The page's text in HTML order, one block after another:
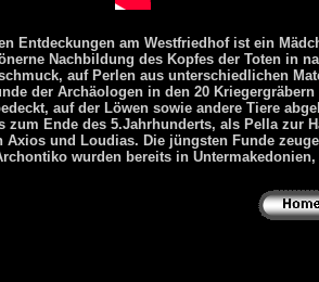
Entdeckungen am Westfriedhof ist ein
Nachbildung des Kopfes der Toten in
auf Perlen aus unterschiedlichen
der Archäologen in den 20
auf der Löwen sowie andere Tiere
zum Ende des 5.Jahrhunderts, als Pella zur
Axios und Loudias. Die jüngsten Funde
wurden bereits in